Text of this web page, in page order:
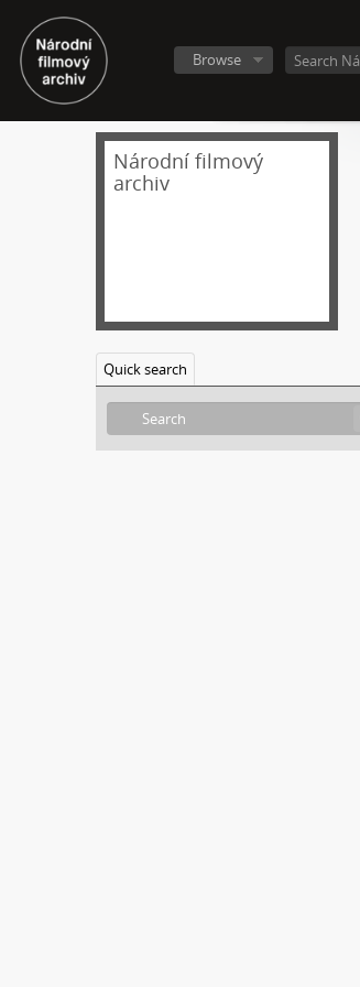
Browse
Národní filmový
archiv
Quick search